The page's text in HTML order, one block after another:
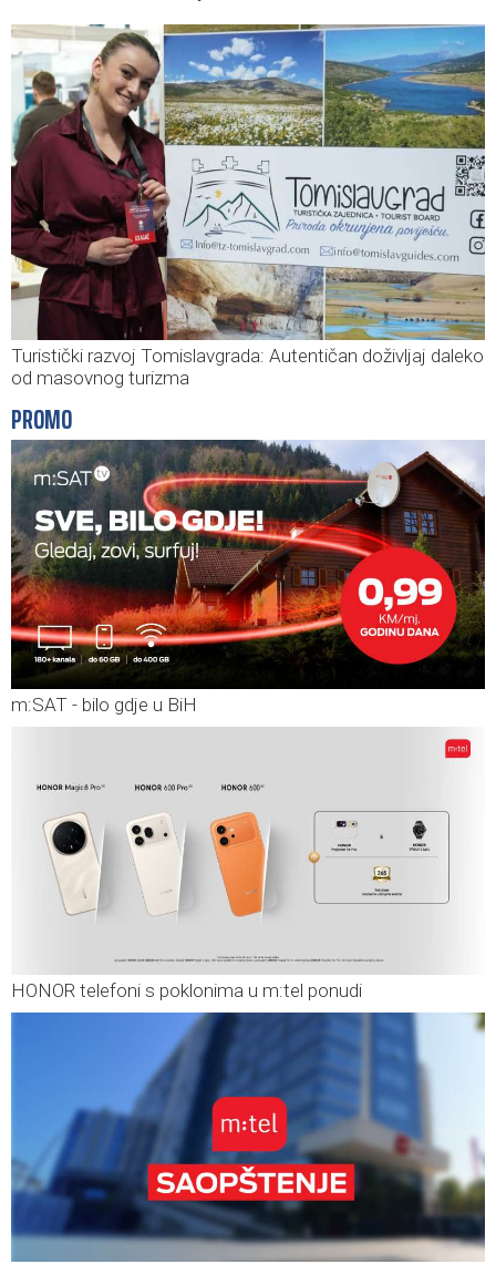
Turistički razvoj Tomislavgrada: Autentičan doživljaj daleko
od masovnog turizma
PROMO
m:SAT - bilo gdje u BiH
HONOR telefoni s poklonima u m:tel ponudi